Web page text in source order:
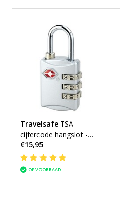
Travelsafe TSA
cijfercode hangslot -
zilver
€15,95
OP VOORRAAD